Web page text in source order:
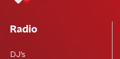
Radio
DJ’s